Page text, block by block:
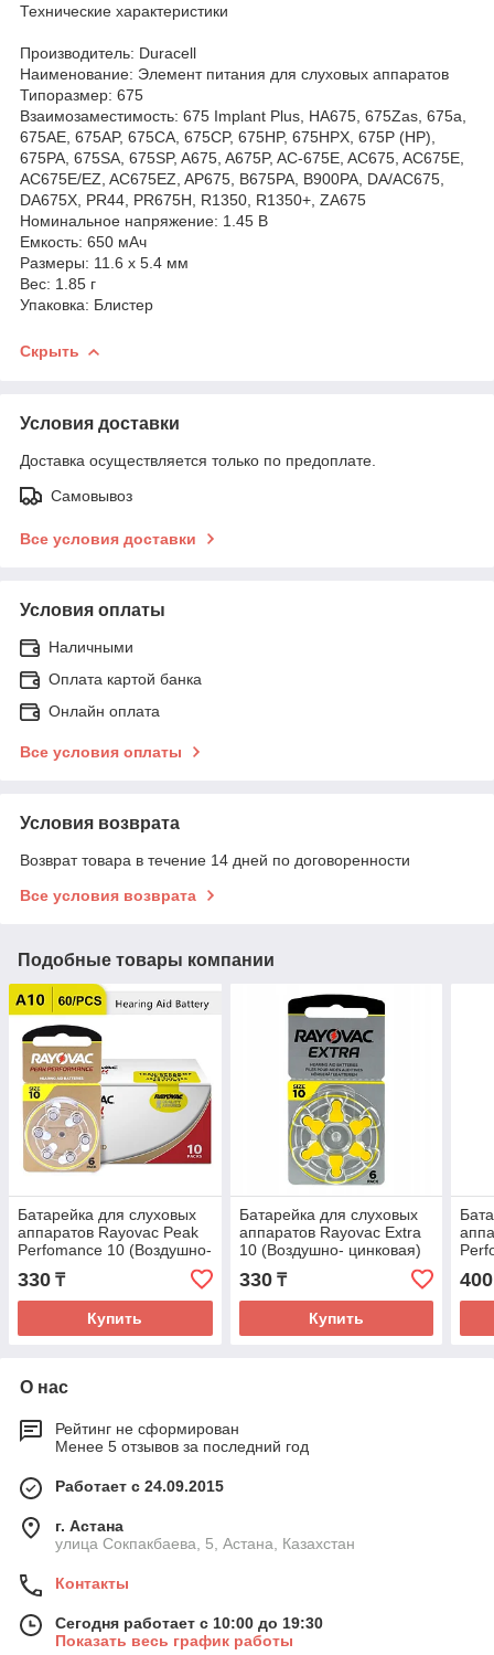
Технические характеристики
Производитель: Duracell
Наименование: Элемент питания для слуховых аппаратов
Типоразмер: 675
Взаимозаместимость: 675 Implant Plus, HA675, 675Zas, 675a,
675AE, 675AP, 675CA, 675CP, 675HP, 675HPX, 675P (HP),
675PA, 675SA, 675SP, A675, A675P, AC-675E, AC675, AC675E,
AC675E/EZ, AC675EZ, AP675, B675PA, B900PA, DA/AC675,
DA675X, PR44, PR675H, R1350, R1350+, ZA675
Номинальное напряжение: 1.45 В
Емкость: 650 мАч
Размеры: 11.6 x 5.4 мм
Вес: 1.85 г
Упаковка: Блистер
Скрыть
Условия доставки
Доставка осуществляется только по предоплате.
Самовывоз
Все условия доставки
Условия оплаты
Наличными
Оплата картой банка
Онлайн оплата
Все условия оплаты
Условия возврата
Возврат товара в течение 14 дней по договоренности
Все условия возврата
Подобные товары компании
Батарейка для слуховых
аппаратов Rayovac Peak
Perfomance 10 (Воздушно-
цинковая)
330 ₸
Купить
Батарейка для слуховых
аппаратов Rayovac Extra
10 (Воздушно- цинковая)
330₸
Купить
400
О нас
Рейтинг не сформирован
Менее 5 отзывов за последний год
Работает с 24.09.2015
г. Астана
улица Сокпакбаева, 5, Астана, Казахстан
Контакты
Сегодня работает с 10:00 до 19:30
Показать весь график работы